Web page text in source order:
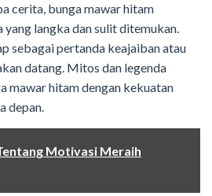
cerita, bunga mawar hitam
yang langka dan sulit ditemukan.
sebagai pertanda keajaiban atau
datang. Mitos dan legenda
mawar hitam dengan kekuatan
depan.
Motivasi Meraih